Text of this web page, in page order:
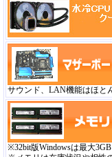
サウンド、LAN機能はほと
※32bit版Windowsは最大